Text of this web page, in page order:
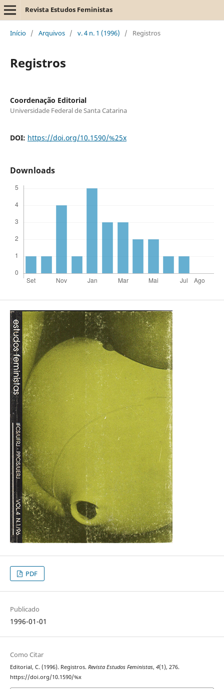
Revista Estudos Feministas
Início / Arquivos / v. 4 n. 1 (1996) / Registros
Registros
Coordenação Editorial
Universidade Federal de Santa Catarina
DOI: https://doi.org/10.1590/%25x
Downloads
PDF
Publicado
1996-01-01
Como Citar
Editorial, C. (1996). Registros. Revista Estudos Feministas, 4(1), 276.
https://doi.org/10.1590/%x